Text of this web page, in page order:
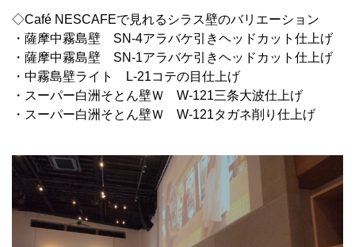
◇Café NESCAFEで見れるシラス壁のバリエーション
・薩摩中霧島壁 SN-4アラバケ引きヘッドカット仕上げ
・薩摩中霧島壁 SN-1アラバケ引きヘッドカット仕上げ
・中霧島壁ライト L-21コテの目仕上げ
・スーパー白洲そとん壁Ｗ W-121三条大波仕上げ
・スーパー白洲そとん壁Ｗ W-121タガネ削り仕上げ